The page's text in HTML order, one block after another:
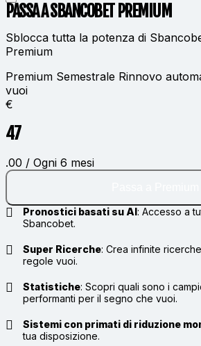
PASSA A SBANCOBET PREMIUM
Sblocca tutta la potenza di
Premium
Premium Semestrale Rinnovo
vuoi
€
47
.00 / Ogni 6 mesi
Pronostici basati su AI: Accesso a
Sbancobet.
Super Ricerche: Crea infinite
regole vuoi.
Statistiche: Scopri quali sono i
performanti per il segno che vuoi.
Sistemi con primati di riduzione
tua disposizione.